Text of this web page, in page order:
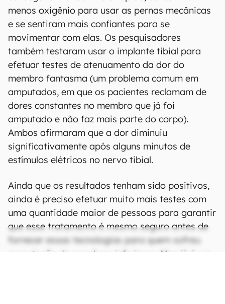
menos oxigênio para usar as pernas mecânicas
e se sentiram mais confiantes para se
movimentar com elas. Os pesquisadores
também testaram usar o implante tibial para
efetuar testes de atenuamento da dor do
membro fantasma (um problema comum em
amputados, em que os pacientes reclamam de
dores constantes no membro que já foi
amputado e não faz mais parte do corpo).
Ambos afirmaram que a dor diminuiu
significativamente após alguns minutos de
estímulos elétricos no nervo tibial.
Ainda que os resultados tenham sido positivos,
ainda é preciso efetuar muito mais testes com
uma quantidade maior de pessoas para garantir
que esse tratamento é mesmo seguro antes de
fornecer essas tecnologias para quem sofreu
amputação de membros inferiores. Mas já é um